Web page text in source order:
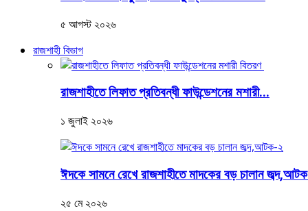
৫ আগস্ট ২০২৬
রাজশাহী বিভাগ
রাজশাহীতে লিফাত প্রতিবন্ধী ফাউন্ডেশনের মশারী...
১ জুলাই ২০২৬
ঈদকে সামনে রেখে রাজশাহীতে মাদকের বড় চালান
২৫ মে ২০২৬